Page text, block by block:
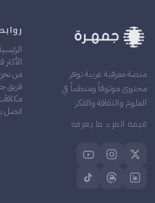
منصة معرفية عربية توفر
محتوى موثوقاً ومنظماً في
العلوم والثقافة والفكر
قيمة المرء ما يعرفه
الأكثر
من
فريق
اتصل